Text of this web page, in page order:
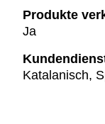
Produkte
Ja
Katalanisch,